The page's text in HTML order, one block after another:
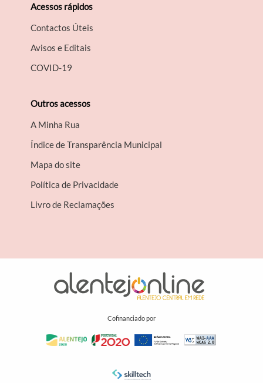
Acessos rápidos
Contactos Úteis
Avisos e Editais
COVID-19
Outros acessos
A Minha Rua
Índice de Transparência Municipal
Mapa do site
Política de Privacidade
Livro de Reclamações
Cofinanciado por